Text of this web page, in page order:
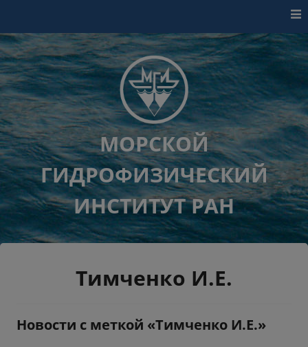
МОРСКОЙ
ГИДРОФИЗИЧЕСКИЙ
ИНСТИТУТ РАН
Тимченко И.Е.
Новости с меткой «Тимченко И.Е.»